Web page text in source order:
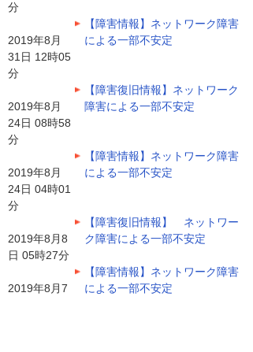
分
2019年8月
31日 12時05
分
【障害情報】ネットワーク障害
による一部不安定
2019年8月
24日 08時58
分
【障害復旧情報】ネットワーク
障害による一部不安定
2019年8月
24日 04時01
分
【障害情報】ネットワーク障害
による一部不安定
2019年8月8
日 05時27分
【障害復旧情報】 ネットワー
ク障害による一部不安定
2019年8月7
【障害情報】ネットワーク障害
による一部不安定